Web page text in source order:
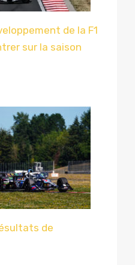
de la F1
sur la saison
de